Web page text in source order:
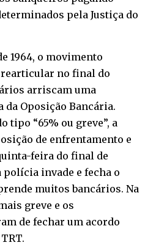
pela Justiça do
1964, o movimento
no final do
arriscam uma
Oposição Bancária.
tipo “65% ou greve”, a
de enfrentamento e
feira do final de
polícia invade e fecha o
muitos bancários. Na
greve e os
de fechar um acordo